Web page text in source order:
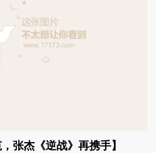
杰《逆战》再携手】